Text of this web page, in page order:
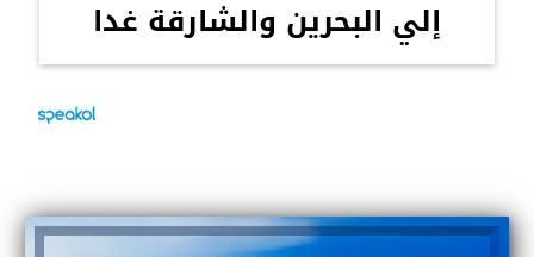
إلي البحرين والشارقة غدا